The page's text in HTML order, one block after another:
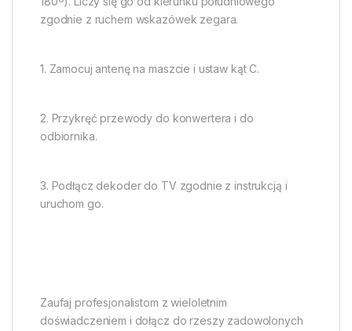
zgodnie z ruchem wskazówek zegara.
1. Zamocuj antenę na maszcie i ustaw kąt C.
2. Przykręć przewody do konwertera i do
odbiornika.
3. Podłącz dekoder do TV zgodnie z instrukcją i
uruchom go.
Zaufaj profesjonalistom z wieloletnim
doświadczeniem i dołącz do rzeszy zadowolonych